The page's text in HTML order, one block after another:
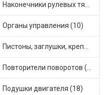
Наконечники рулевых тяг (18)
Органы управления (10)
Пистоны, заглушки, крепежные элементы (6)
Повторители поворотов (9)
Подушки двигателя (18)